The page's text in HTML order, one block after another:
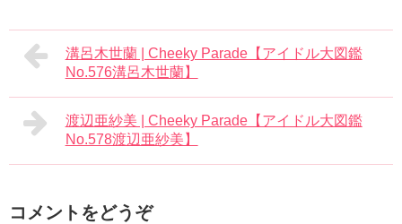
溝呂木世蘭 | Cheeky Parade【アイドル大図鑑
No.576溝呂木世蘭】
渡辺亜紗美 | Cheeky Parade【アイドル大図鑑
No.578渡辺亜紗美】
コメントをどうぞ